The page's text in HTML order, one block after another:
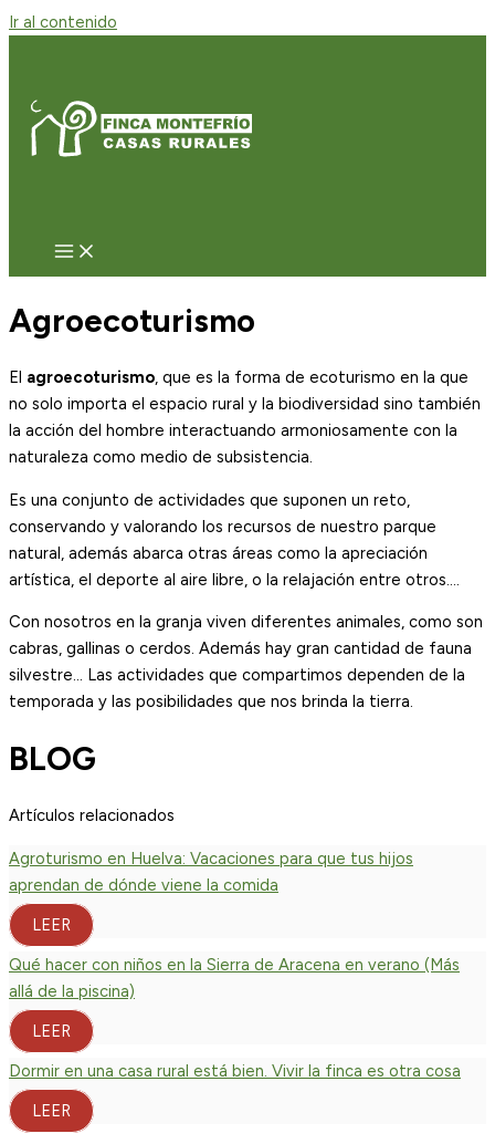
Ir al contenido
Agroecoturismo
El agroecoturismo, que es la forma de ecoturismo en la que
no solo importa el espacio rural y la biodiversidad sino también
la acción del hombre interactuando armoniosamente con la
naturaleza como medio de subsistencia.
Es una conjunto de actividades que suponen un reto,
conservando y valorando los recursos de nuestro parque
natural, además abarca otras áreas como la apreciación
artística, el deporte al aire libre, o la relajación entre otros….
Con nosotros en la granja viven diferentes animales, como son
cabras, gallinas o cerdos. Además hay gran cantidad de fauna
silvestre… Las actividades que compartimos dependen de la
temporada y las posibilidades que nos brinda la tierra.
BLOG
Artículos relacionados
Agroturismo en Huelva: Vacaciones para que tus hijos
aprendan de dónde viene la comida
LEER
Qué hacer con niños en la Sierra de Aracena en verano (Más
allá de la piscina)
LEER
Dormir en una casa rural está bien. Vivir la finca es otra cosa
LEER